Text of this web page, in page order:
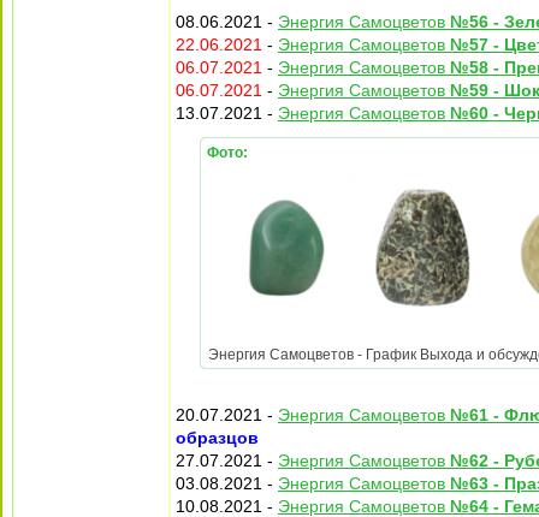
08.06.2021 - Энергия Самоцветов №56 -
22.06.2021 - Энергия Самоцветов №57 -
06.07.2021 - Энергия Самоцветов №58 -
06.07.2021 - Энергия Самоцветов №59 -
13.07.2021 - Энергия Самоцветов №60 -
Фото:
Энергия Самоцветов - График Выхода и
20.07.2021 - Энергия Самоцветов №61 -
образцов
27.07.2021 - Энергия Самоцветов №62 -
03.08.2021 - Энергия Самоцветов №63 -
10.08.2021 - Энергия Самоцветов №64 -